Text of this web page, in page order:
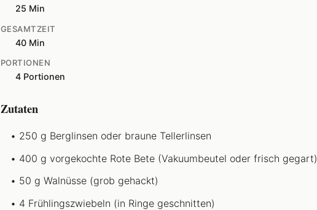
25 Min
GESAMTZEIT
40 Min
PORTIONEN
4 Portionen
Zutaten
250 g Berglinsen oder braune Tellerlinsen
400 g vorgekochte Rote Bete (Vakuumbeutel oder frisch gegart)
50 g Walnüsse (grob gehackt)
4 Frühlingszwiebeln (in Ringe geschnitten)